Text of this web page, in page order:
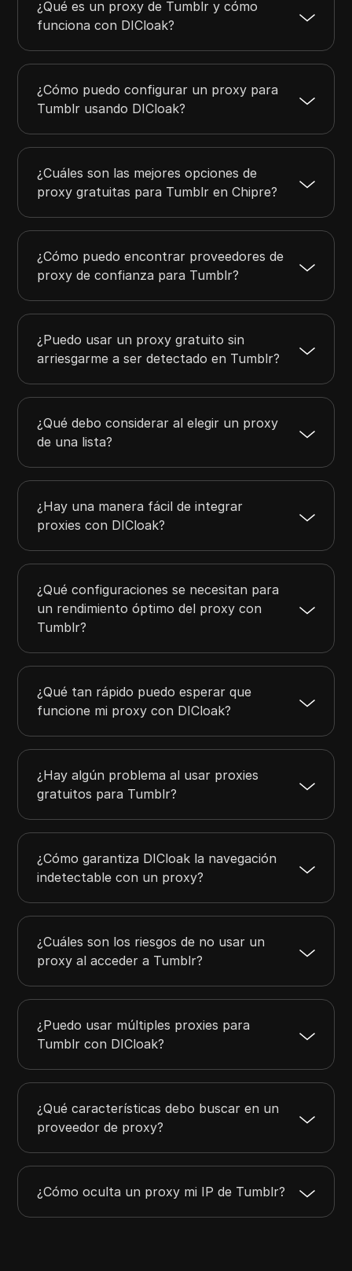
¿Qué es un proxy de Tumblr y cómo
funciona con DICloak?
¿Cómo puedo configurar un proxy para
Tumblr usando DICloak?
¿Cuáles son las mejores opciones de
proxy gratuitas para Tumblr en Chipre?
¿Cómo puedo encontrar proveedores de
proxy de confianza para Tumblr?
¿Puedo usar un proxy gratuito sin
arriesgarme a ser detectado en Tumblr?
¿Qué debo considerar al elegir un proxy
de una lista?
¿Hay una manera fácil de integrar
proxies con DICloak?
¿Qué configuraciones se necesitan para
un rendimiento óptimo del proxy con
Tumblr?
¿Qué tan rápido puedo esperar que
funcione mi proxy con DICloak?
¿Hay algún problema al usar proxies
gratuitos para Tumblr?
¿Cómo garantiza DICloak la navegación
indetectable con un proxy?
¿Cuáles son los riesgos de no usar un
proxy al acceder a Tumblr?
¿Puedo usar múltiples proxies para
Tumblr con DICloak?
¿Qué características debo buscar en un
proveedor de proxy?
¿Cómo oculta un proxy mi IP de Tumblr?